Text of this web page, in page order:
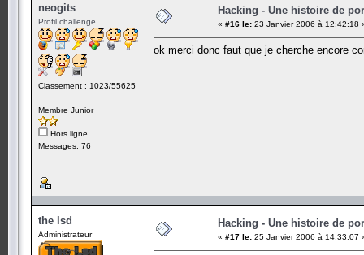
neogits
Profil challenge
Classement : 1023/55625
Membre Junior
Hors ligne
Messages: 76
Hacking - Une histoire de
« #16 le: 23 Janvier 2006 à 12:42:18
ok merci donc faut que je cherche encore
the lsd
Administrateur
Hacking - Une histoire de
« #17 le: 25 Janvier 2006 à 14:33:07